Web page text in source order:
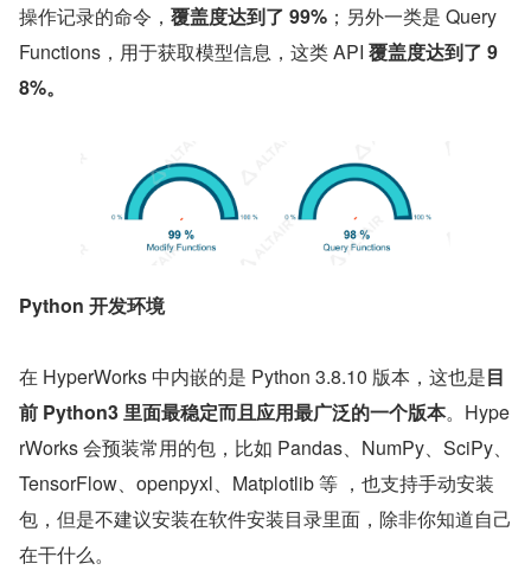
操作记录的命令， 覆盖度达到了 99% ；另外一类是 Query
Functions，用于获取模型信息，这类 API 覆盖度达到了 9
8%。
Python 开发环境
在 HyperWorks 中内嵌的是 Python 3.8.10 版本，这也是目
前 Python3 里面最稳定而且应用最广泛的一个版本。Hype
rWorks 会预装常用的包，比如 Pandas、NumPy、SciPy、
TensorFlow、openpyxl、Matplotlib 等 ，也支持手动安装
包，但是不建议安装在软件安装目录里面，除非你知道自己
在干什么。